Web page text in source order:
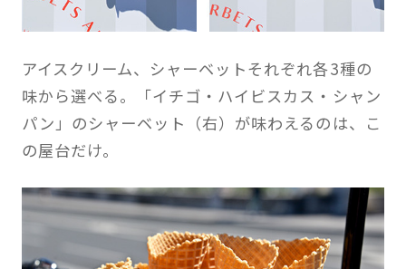
アイスクリーム、シャーベットそれぞれ各3種の
味から選べる。「イチゴ・ハイビスカス・シャン
パン」のシャーベット（右）が味わえるのは、こ
の屋台だけ。